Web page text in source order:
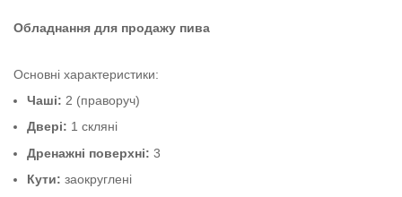
Обладнання для продажу пива
Основні характеристики:
Чаші: 2 (праворуч)
Двері: 1 скляні
Дренажні поверхні: 3
Кути: заокруглені